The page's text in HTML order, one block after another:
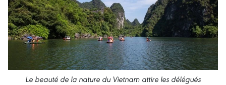
Le beauté de la nature du Vietnam attire les délégués